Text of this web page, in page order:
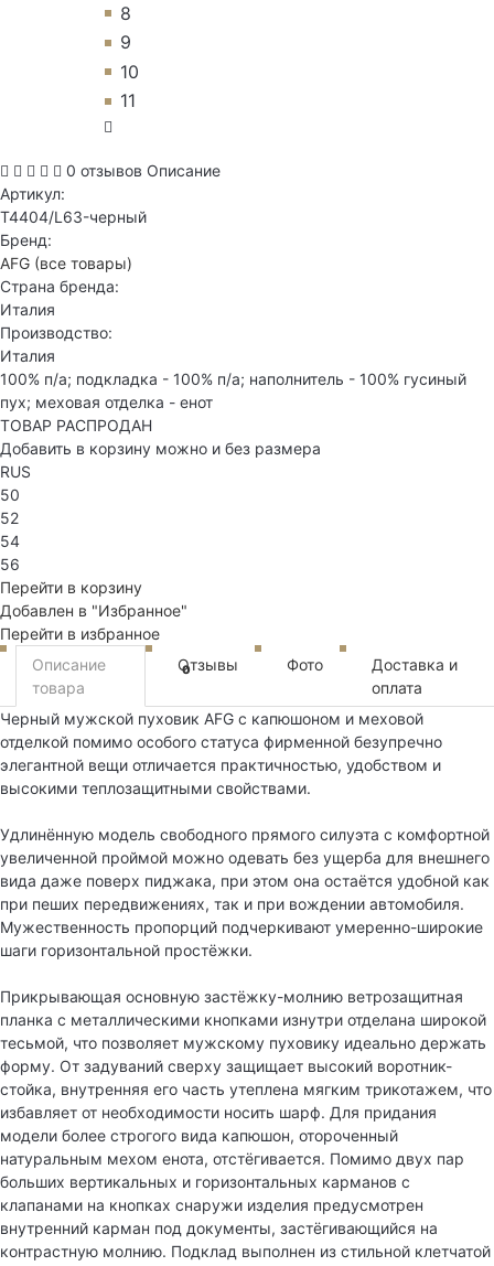
8
9
10
11
0 отзывов Описание
Артикул:
T4404/L63-черный
Бренд:
AFG (все товары)
Страна бренда:
Италия
Производство:
Италия
100% п/а; подкладка - 100% п/а; наполнитель - 100% гусиный
пух; меховая отделка - енот
ТОВАР РАСПРОДАН
Добавить в корзину можно и без размера
RUS
50
52
54
56
Перейти в корзину
Добавлен в "Избранное"
Перейти в избранное
Описание
товара
Отзывы
0 Фото
Доставка и
оплата
Черный мужской пуховик AFG с капюшоном и меховой
отделкой помимо особого статуса фирменной безупречно
элегантной вещи отличается практичностью, удобством и
высокими теплозащитными свойствами.
Удлинённую модель свободного прямого силуэта с комфортной
увеличенной проймой можно одевать без ущерба для внешнего
вида даже поверх пиджака, при этом она остаётся удобной как
при пеших передвижениях, так и при вождении автомобиля.
Мужественность пропорций подчеркивают умеренно-широкие
шаги горизонтальной простёжки.
Прикрывающая основную застёжку-молнию ветрозащитная
планка с металлическими кнопками изнутри отделана широкой
тесьмой, что позволяет мужскому пуховику идеально держать
форму. От задуваний сверху защищает высокий воротник-
стойка, внутренняя его часть утеплена мягким трикотажем, что
избавляет от необходимости носить шарф. Для придания
модели более строгого вида капюшон, отороченный
натуральным мехом енота, отстёгивается. Помимо двух пар
больших вертикальных и горизонтальных карманов с
клапанами на кнопках снаружи изделия предусмотрен
внутренний карман под документы, застёгивающийся на
контрастную молнию. Подклад выполнен из стильной клетчатой